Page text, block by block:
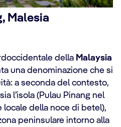
Malesia
della Malaysia
una denominazione che si
a seconda del contesto,
l’isola (Pulau Pinang nel
locale della noce di betel),
peninsulare intorno alla